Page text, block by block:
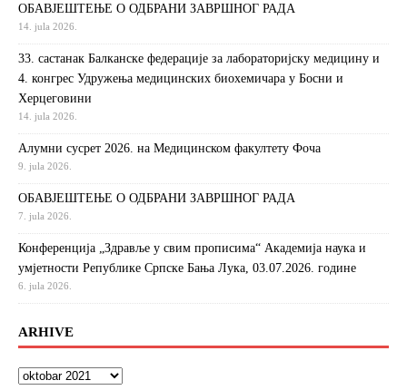
ОБАВЈЕШТЕЊЕ О ОДБРАНИ ЗАВРШНОГ РАДА
14. jula 2026.
33. састанак Балканске федерације за лабораторијску медицину и
4. конгрес Удружења медицинских биохемичара у Босни и
Херцеговини
14. jula 2026.
Алумни сусрет 2026. на Медицинском факултету Фоча
9. jula 2026.
ОБАВЈЕШТЕЊЕ О ОДБРАНИ ЗАВРШНОГ РАДА
7. jula 2026.
Конференција „Здравље у свим прописима“ Академија наука и
умјетности Републике Српске Бања Лука, 03.07.2026. године
6. jula 2026.
ARHIVE